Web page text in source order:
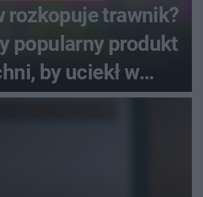
rozkopuje trawnik?
popularny produkt
by uciekł w
popłochu